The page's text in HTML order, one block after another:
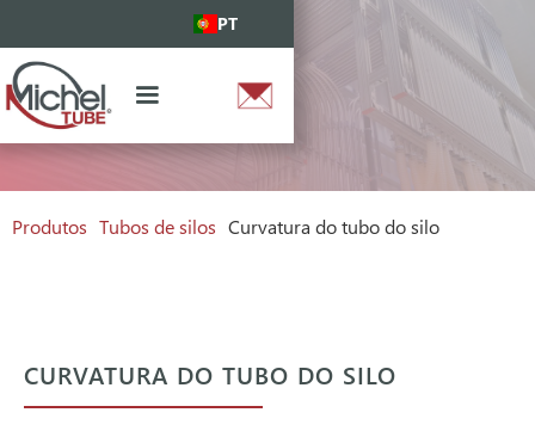
PT
Produtos Tubos de silos Curvatura do tubo do silo
CURVATURA DO TUBO DO SILO